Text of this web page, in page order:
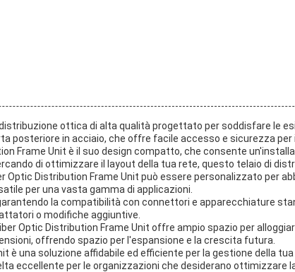
distribuzione ottica di alta qualità progettato per soddisfare le
posteriore in acciaio, che offre facile accesso e sicurezza per
Frame Unit è il suo design compatto, che consente
di ottimizzare il layout della tua rete, questo telaio di
Optic Distribution Frame Unit può essere personalizzato per
per una vasta gamma di applicazioni.
la compatibilità con connettori e apparecchiature
o modifiche aggiuntive.
Optic Distribution Frame Unit offre ampio spazio per
offrendo spazio per l'espansione e la crescita futura.
è una soluzione affidabile ed efficiente per la gestione della
eccellente per le organizzazioni che desiderano ottimizzare